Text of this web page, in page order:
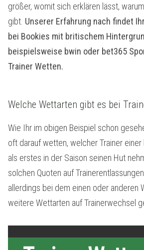
größer, womit sich erklären lässt,
gibt. Unserer Erfahrung nach findet
bei Bookies mit britischem
beispielsweise bwin oder bet365
Trainer Wetten.
Welche Wettarten gibt es bei
Wie Ihr im obigen Beispiel schon
oft darauf wetten, welcher Trainer
als erstes in der Saison seinen Hut
solchen Quoten auf
allerdings bei dem einen oder anderen
weitere Wettarten auf Trainerwechsel